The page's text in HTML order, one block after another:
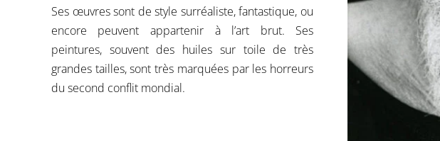
Ses œuvres sont de style surréaliste, fantastique, ou
encore peuvent appartenir à l’art brut. Ses
peintures, souvent des huiles sur toile de très
grandes tailles, sont très marquées par les horreurs
du second conflit mondial.